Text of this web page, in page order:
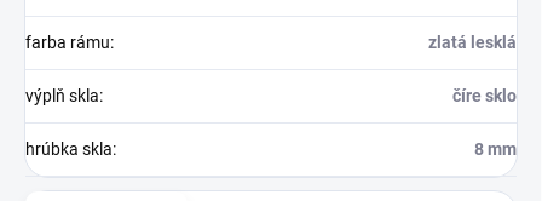
farba rámu: zlatá lesklá
výplň skla: číre sklo
hrúbka skla: 8 mm